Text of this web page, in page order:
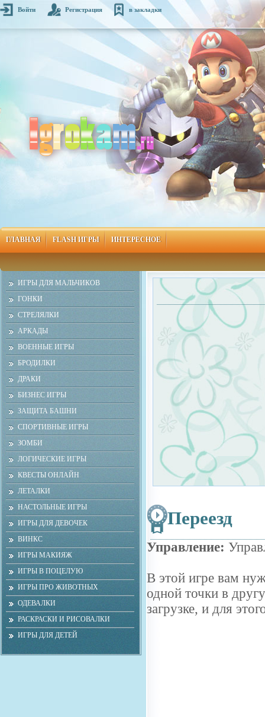
Войти Регистрация в закладки
ГЛАВНАЯ FLASH ИГРЫ ИНТЕРЕСНОЕ
ИГРЫ ДЛЯ МАЛЬЧИКОВ
ГОНКИ
СТРЕЛЯЛКИ
АРКАДЫ
ВОЕННЫЕ ИГРЫ
БРОДИЛКИ
ДРАКИ
БИЗНЕС ИГРЫ
ЗАЩИТА БАШНИ
СПОРТИВНЫЕ ИГРЫ
ЗОМБИ
ЛОГИЧЕСКИЕ ИГРЫ
КВЕСТЫ ОНЛАЙН
ЛЕТАЛКИ
НАСТОЛЬНЫЕ ИГРЫ
ИГРЫ ДЛЯ ДЕВОЧЕК
ВИНКС
ИГРЫ МАКИЯЖ
ИГРЫ В ПОЦЕЛУЮ
ИГРЫ ПРО ЖИВОТНЫХ
ОДЕВАЛКИ
РАСКРАСКИ И РИСОВАЛКИ
ИГРЫ ДЛЯ ДЕТЕЙ
Переезд
Управление:
В этой игре вам
одной точки в
загрузке, и для